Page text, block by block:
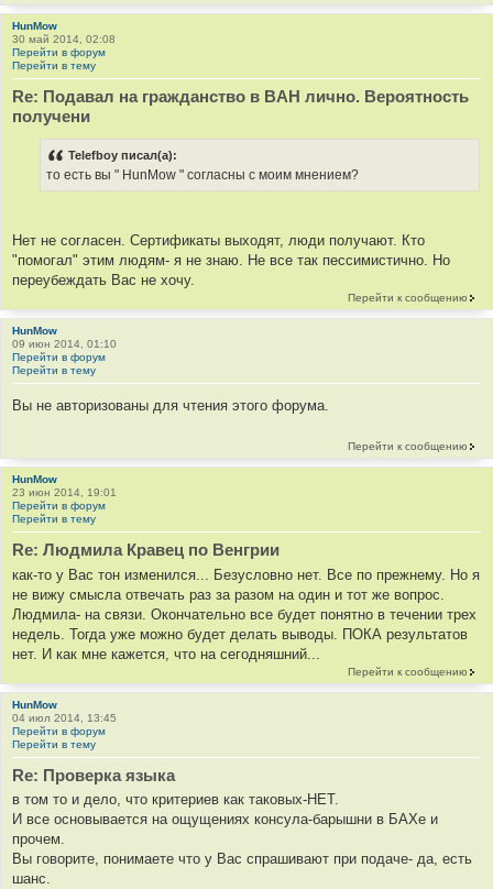
HunMow
30 май 2014, 02:08
Перейти в форум
Перейти в тему
Re: Подавал на гражданство в BAH лично. Вероятность
получени
Telefboy писал(а):
то есть вы " HunMow " согласны с моим мнением?
Нет не согласен. Сертификаты выходят, люди получают. Кто
"помогал" этим людям- я не знаю. Не все так пессимистично. Но
переубеждать Вас не хочу.
Перейти к сообщению
HunMow
09 июн 2014, 01:10
Перейти в форум
Перейти в тему
Вы не авторизованы для чтения этого форума.
Перейти к сообщению
HunMow
23 июн 2014, 19:01
Перейти в форум
Перейти в тему
Re: Людмила Кравец по Венгрии
как-то у Вас тон изменился... Безусловно нет. Все по прежнему. Но я
не вижу смысла отвечать раз за разом на один и тот же вопрос.
Людмила- на связи. Окончательно все будет понятно в течении трех
недель. Тогда уже можно будет делать выводы. ПОКА результатов
нет. И как мне кажется, что на сегодняшний...
Перейти к сообщению
HunMow
04 июл 2014, 13:45
Перейти в форум
Перейти в тему
Re: Проверка языка
в том то и дело, что критериев как таковых-НЕТ.
И все основывается на ощущениях консула-барышни в БАХе и
прочем.
Вы говорите, понимаете что у Вас спрашивают при подаче- да, есть
шанс.